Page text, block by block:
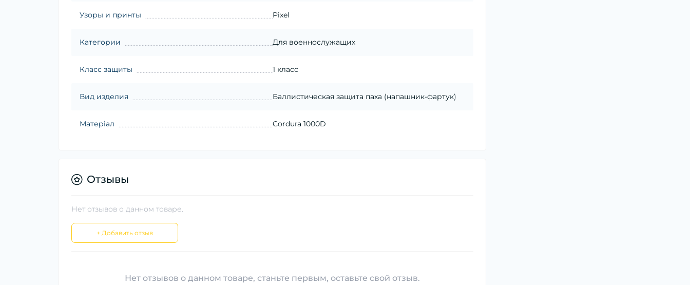
Узоры и принты Pixel
Категории Для военнослужащих
Класс защиты 1 класс
Вид изделия Баллистическая защита паха (напашник-фартук)
Матеріал Cordura 1000D
Отзывы
Нет отзывов о данном товаре.
+ Добавить отзыв
Нет отзывов о данном товаре, станьте первым, оставьте свой отзыв.